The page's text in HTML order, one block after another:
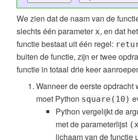
We zien dat de naam van de
slechts één parameter x, en dat
functie bestaat uit één regel:
buiten de functie, zijn er twee
functie in totaal drie keer
Wanneer de eerste opdracht
moet Python square(10)
Python vergelijkt de
met de parameterlijst
lichaam van de functie